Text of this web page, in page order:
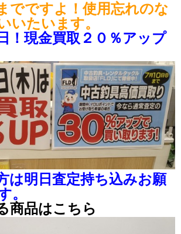
でですよ！使用忘れのな
いたいます。
！現金買取２０％アップ
は明日査定持ち込みお願
。
商品はこちら